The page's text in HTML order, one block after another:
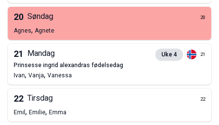
20 Søndag 20
Agnes, Agnete
21 Mandag Uke4 21
prinsesse ingrid alexandras fødelsedag
Ivan, Vanja, Vanessa
22 Tirsdag 22
Emil, Emilie, Emma